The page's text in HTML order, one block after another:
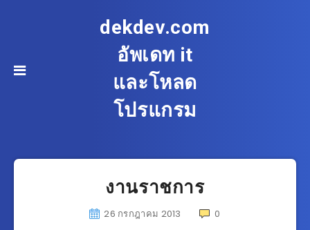
dekdev.com
อัพเดท it
และโหลด
โปรแกรม
งานราชการ
26 กรกฎาคม 2013 0